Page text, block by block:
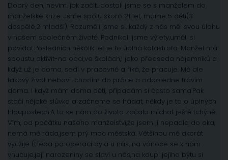
Dobrý den, nevím, jak začít…dostali jsme se s manželem do
manželské krize. Jsme spolu skoro 21 let, máme 5 dětí(3
dospělé,2 mladší). Rozuměli jsme si, každý z nás měl svou úlohu
v našem společném životě. Podnikali jsme výlety,uměli si
povídat.Posledních několik let je to úplná katastrofa. Manžel má
spoustu aktivit-na obci,ve školách,i jako předseda nájemníků a
když už je doma, sedí v pracovně a říká, že pracuje. Mě ale
takový život nebaví…chodím do práce a odpoledne trávím
doma. I když mám doma děti, připadám si často sama.Pak
stačí nějaké slůvko a začneme se hádat, někdy je to o úplných
hloupostech.A to se nám do života začala míchat ještě tchýně.
Vím, od počátku našeho manželství,že jsem jí nepadla do oka,
nemá mě ráda,jsem prý moc městská. Většinou mě akorát
využije (třeba po operaci byla u nás, na vánoce se k nám
vnucuje,její narozeniny se slaví u nás,na koupi jejího bytu si